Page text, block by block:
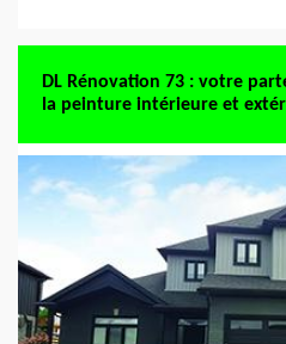
DL Rénovation 73 : votre
la peinture intérieure et